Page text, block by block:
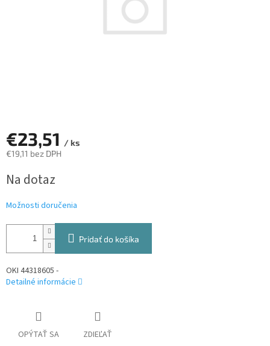
€23,51 / ks
€19,11 bez DPH
cena:
Na dotaz
Možnosti doručenia
Pridať do košíka
OKI 44318605 -
Detailné informácie
OPÝTAŤ SA ZDIEĽAŤ